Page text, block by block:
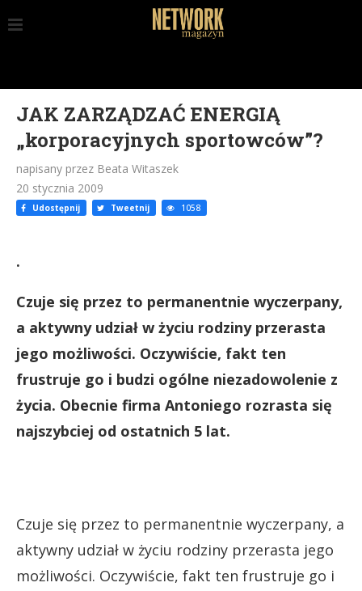
JAK ZARZĄDZAĆ ENERGIĄ
„korporacyjnych sportowców”?
napisany przez Beata Witaszek
20 stycznia 2009
Udostępnij Tweetnij 1058
.
Czuje się przez to permanentnie wyczerpany,
a aktywny udział w życiu rodziny przerasta
jego możliwości. Oczywiście, fakt ten
frustruje go i budzi ogólne niezadowolenie z
życia. Obecnie firma Antoniego rozrasta się
najszybciej od ostatnich 5 lat.
Czuje się przez to permanentnie wyczerpany, a
aktywny udział w życiu rodziny przerasta jego
możliwości. Oczywiście, fakt ten frustruje go i